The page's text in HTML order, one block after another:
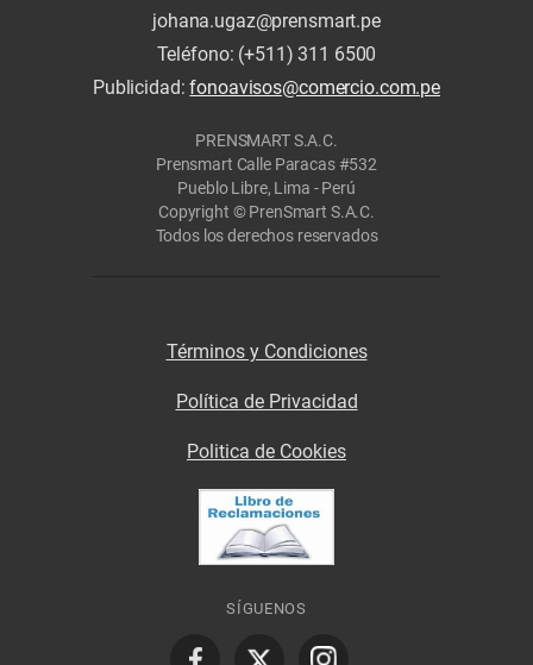
johana.ugaz@prensmart.pe
Teléfono: (+511) 311 6500
Publicidad:fonoavisos@comercio.com.pe
PRENSMART S.A.C.
Prensmart Calle Paracas #532
Pueblo Libre, Lima - Perú
Copyright © PrenSmart S.A.C.
Todos los derechos reservados
Términos y Condiciones
Política de Privacidad
Politica de Cookies
SÍGUENOS